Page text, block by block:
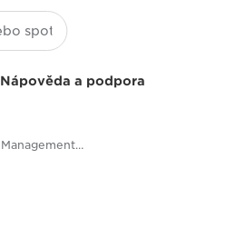
Nápověda a podpora
iWMC Scanner Management - Document Scanners